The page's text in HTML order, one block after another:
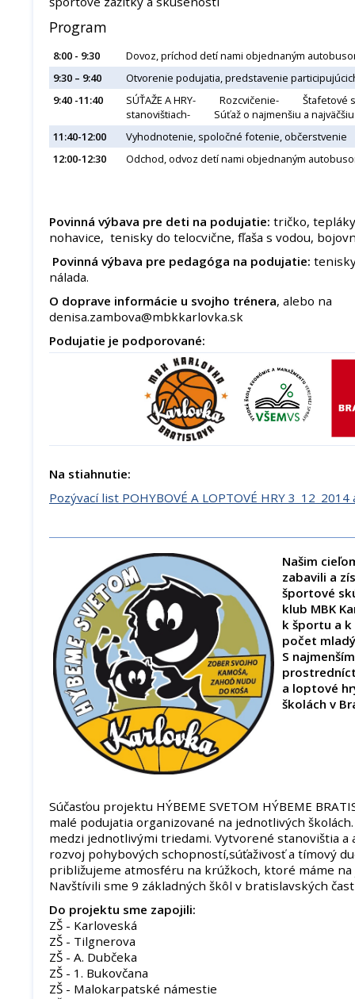
Program
8:00 - 9:30
Dovoz, príchod detí nami objednaným
9:30 – 9:40
Otvorenie podujatia, predstavenie
9:40 -11:40
SÚŤAŽE A HRY- Rozcvičenie-
stanovištiach- Súťaž o najmenšiu a
11:40-12:00
Vyhodnotenie, spoločné fotenie, občerstvenie
12:00-12:30
Odchod, odvoz detí nami objednaným
Povinná výbava pre deti na podujatie: tričko,
nohavice, tenisky do telocvične, fľaša s vodou,
Povinná výbava pre pedagóga na podujatie:
nálada.
O doprave informácie u svojho trénera, alebo na
denisa.zambova@mbkkarlovka.sk
Podujatie je podporované:
Na stiahnutie:
Pozývací list POHYBOVÉ A LOPTOVÉ HRY
Našim
zabavili a
športové
klub MBK
k športu a
počet
S
a loptové
školách v
Súčasťou projektu HÝBEME SVETOM HÝBEME
malé podujatia organizované na jednotlivých
medzi jednotlivými triedami. Vytvorené stanovištia
rozvoj pohybových schopností,súťaživosť a tímový
približujeme atmosféru na krúžkoch, ktoré máme
Navštívili sme 9 základných škôl v bratislavských
Do projektu sme zapojili:
ZŠ - Karloveská
ZŠ - Tilgnerova
ZŠ - A. Dubčeka
ZŠ - 1. Bukovčana
ZŠ - Malokarpatské námestie